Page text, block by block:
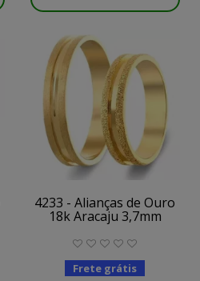
4233 - Alianças de Ouro
18k Aracaju 3,7mm
Frete grátis